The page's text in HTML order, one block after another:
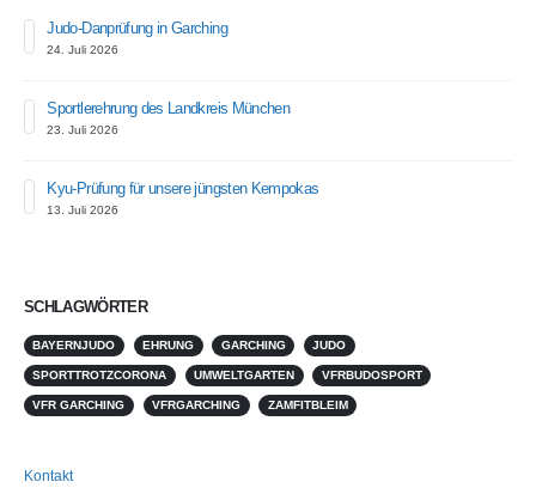
Judo-Danprüfung in Garching
24. Juli 2026
Sportlerehrung des Landkreis München
23. Juli 2026
Kyu-Prüfung für unsere jüngsten Kempokas
13. Juli 2026
SCHLAGWÖRTER
BAYERNJUDO EHRUNG GARCHING JUDO
SPORTTROTZCORONA UMWELTGARTEN VFRBUDOSPORT
VFR GARCHING VFRGARCHING ZAMFITBLEIM
Kontakt